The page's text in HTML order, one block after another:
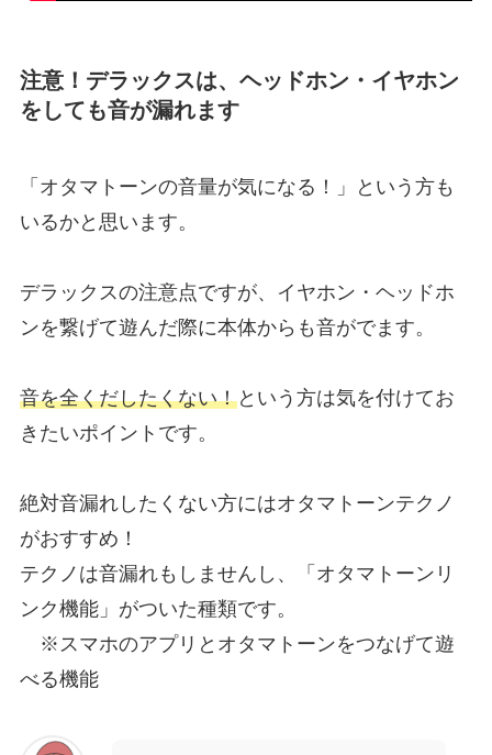
注意！デラックスは、ヘッドホン・イヤホン
をしても音が漏れます
「オタマトーンの音量が気になる！」という方も
いるかと思います。
デラックスの注意点ですが、イヤホン・ヘッドホ
ンを繋げて遊んだ際に本体からも音がでます。
音を全くだしたくない！という方は気を付けてお
きたいポイントです。
絶対音漏れしたくない方にはオタマトーンテクノ
がおすすめ！
テクノは音漏れもしませんし、「オタマトーンリ
ンク機能」がついた種類です。
※スマホのアプリとオタマトーンをつなげて遊
べる機能